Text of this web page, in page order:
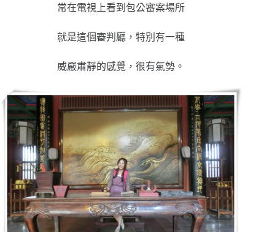
常在電視上看到包公審案場所
就是這個審判廳，特別有一種
威嚴肅靜的感覺，很有氣勢。